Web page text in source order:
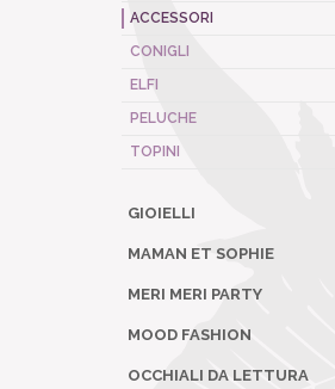
ACCESSORI
CONIGLI
ELFI
PELUCHE
TOPINI
GIOIELLI
MAMAN ET SOPHIE
MERI MERI PARTY
MOOD FASHION
OCCHIALI DA LETTURA